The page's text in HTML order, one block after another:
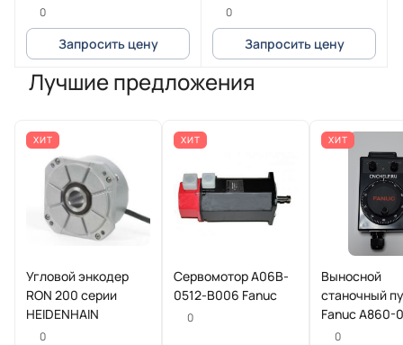
0
Запросить цену
0
Запросить цену
Лучшие предложения
ХИТ
Угловой энкодер
RON 200 серии
HEIDENHAIN
0
ХИТ
Сервомотор A06B-
0512-B006 Fanuc
0
ХИТ
Выносной
станочный
Fanuc A860-
T013
0